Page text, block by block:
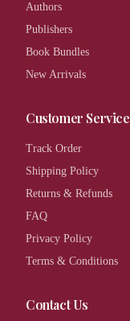
Authors
Publishers
Book Bundles
New Arrivals
Customer Service
Track Order
Shipping Policy
Returns & Refunds
FAQ
Privacy Policy
Terms & Conditions
Contact Us